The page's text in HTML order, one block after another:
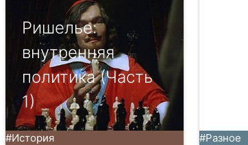
Ришелье:
внутренняя
политика (Часть
1)
#История #Разное